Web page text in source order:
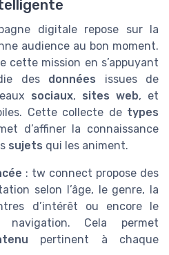
digitale repose sur la
audience au bon moment.
cette mission en s’appuyant
des données issues de
sociaux, sites web, et
Cette collecte de types
d’affiner la connaissance
sujets qui les animent.
: tw connect propose des
selon l’âge, le genre, la
d’intérêt ou encore le
navigation. Cela permet
pertinent à chaque